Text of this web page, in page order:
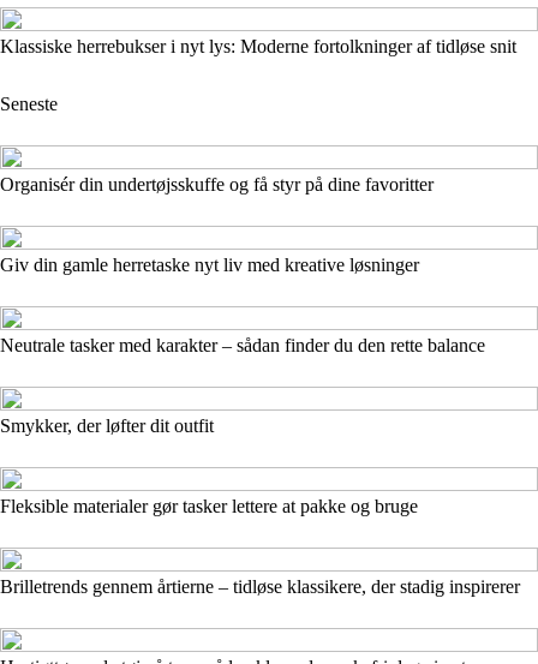
Klassiske herrebukser i nyt lys: Moderne fortolkninger af tidløse snit
Seneste
Organisér din undertøjsskuffe og få styr på dine favoritter
Giv din gamle herretaske nyt liv med kreative løsninger
Neutrale tasker med karakter – sådan finder du den rette balance
Smykker, der løfter dit outfit
Fleksible materialer gør tasker lettere at pakke og bruge
Brilletrends gennem årtierne – tidløse klassikere, der stadig inspirerer